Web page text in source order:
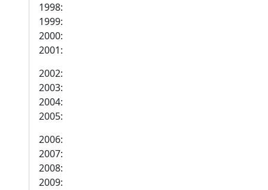
1998:
1999:
2000:
2001:
2002:
2003:
2004:
2005:
2006:
2007:
2008:
2009: